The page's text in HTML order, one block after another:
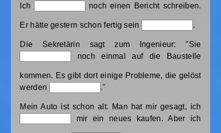
Ich noch einen Bericht schreiben.
Er hätte gestern schon fertig sein .
Die Sekretärin sagt zum Ingenieur: "Sie
noch einmal auf die Baustelle
kommen. Es gibt dort einige Probleme, die gelöst
werden
."
Mein Auto ist schon alt. Man hat mir gesagt, ich
mir ein neues kaufen. Aber ich